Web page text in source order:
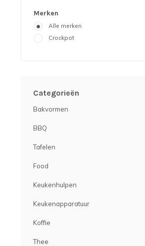
Merken
Alle merken
Crockpot
Categorieën
Bakvormen
BBQ
Tafelen
Food
Keukenhulpen
Keukenapparatuur
Koffie
Thee